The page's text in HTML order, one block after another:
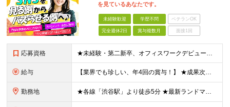
を見ているあなたです。
未経験歓迎 学歴不問 ベテランOK
完全週休2日 賞与複数月 面接1回
応募資格 ★未経験・第二新卒、オフィスワークデビュー大歓迎 ★平均年齢は28.6歳！ ★20代の若手メンバーが中心になって活躍している職場です！ ●学歴不問 ※35歳以下の方（若年層の長期キャリア形成） ★こ
給与 【業界でも珍しい、年4回の賞与！】 ★成果次第でスピード昇給可 →20代で年収700万〜900万超も！ ■未経験：月給26〜30万円＋賞与年4回（業績による）＋各種手当 ※経験・スキルを考慮して決定
勤務地 ★各線「渋谷駅」より徒歩5分 ★最新ランドマークオフィスです！ ★転勤はありません 【本社】 東京都渋谷区道玄坂2-25-12 道玄坂通 dogenzaka-dori 5階 ※(変更の範囲)上記を除